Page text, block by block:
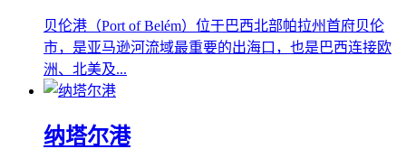
贝伦港（Port of Belém）位于巴西北部帕拉州首府贝伦
市，是亚马逊河流域最重要的出海口，也是巴西连接欧
洲、北美及...
纳塔尔港